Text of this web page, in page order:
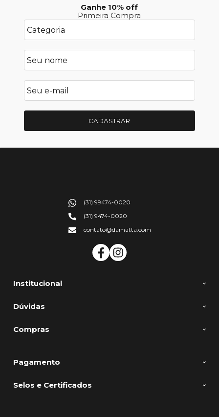
Ganhe 10% off
Primeira Compra
CADASTRAR
Institucional
Dúvidas
Compras
(31) 99474-0020
(31) 9474-0020
contato@damatta.com
Pagamento
Selos e Certificados